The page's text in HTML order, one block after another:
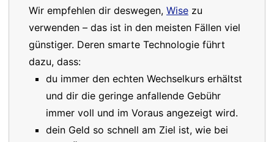
Wir empfehlen dir deswegen, Wise zu
verwenden – das ist in den meisten Fällen viel
günstiger. Deren smarte Technologie führt
dazu, dass:
du immer den echten Wechselkurs erhältst
und dir die geringe anfallende Gebühr
immer voll und im Voraus angezeigt wird.
dein Geld so schnell am Ziel ist, wie bei